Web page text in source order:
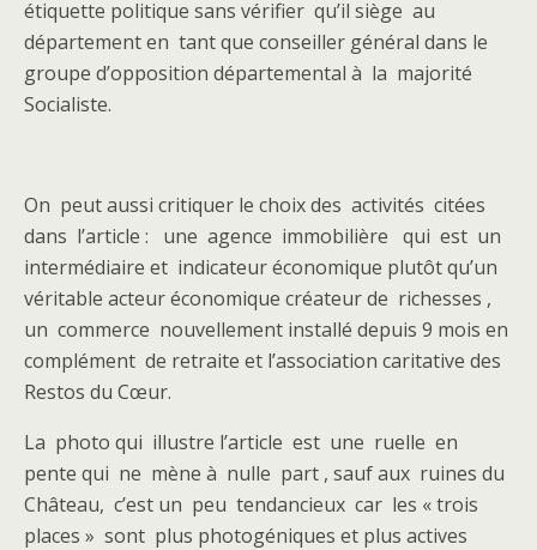
étiquette politique sans vérifier qu’il siège au
département en tant que conseiller général dans le
groupe d’opposition départemental à la majorité
Socialiste.
On peut aussi critiquer le choix des activités citées
dans l’article : une agence immobilière qui est un
intermédiaire et indicateur économique plutôt qu’un
véritable acteur économique créateur de richesses ,
un commerce nouvellement installé depuis 9 mois en
complément de retraite et l’association caritative des
Restos du Cœur.
La photo qui illustre l’article est une ruelle en
pente qui ne mène à nulle part , sauf aux ruines du
Château, c’est un peu tendancieux car les « trois
places » sont plus photogéniques et plus actives